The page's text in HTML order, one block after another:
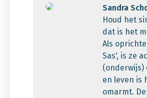
Sandra
Houd het
dat is het
Als
Sas', is ze
(onderwijs)
en leven is
omarmt.